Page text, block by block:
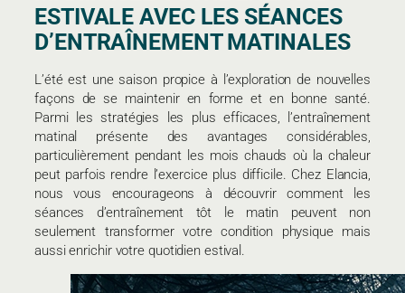
ESTIVALE AVEC LES SÉANCES
D’ENTRAÎNEMENT MATINALES
L’été est une saison propice à l’exploration de nouvelles
façons de se maintenir en forme et en bonne santé.
Parmi les stratégies les plus efficaces, l’entraînement
matinal présente des avantages considérables,
particulièrement pendant les mois chauds où la chaleur
peut parfois rendre l’exercice plus difficile. Chez Elancia,
nous vous encourageons à découvrir comment les
séances d’entraînement tôt le matin peuvent non
seulement transformer votre condition physique mais
aussi enrichir votre quotidien estival.